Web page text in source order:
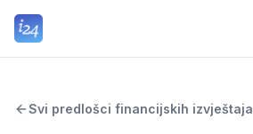
Svi predlošci financijskih izvještaja